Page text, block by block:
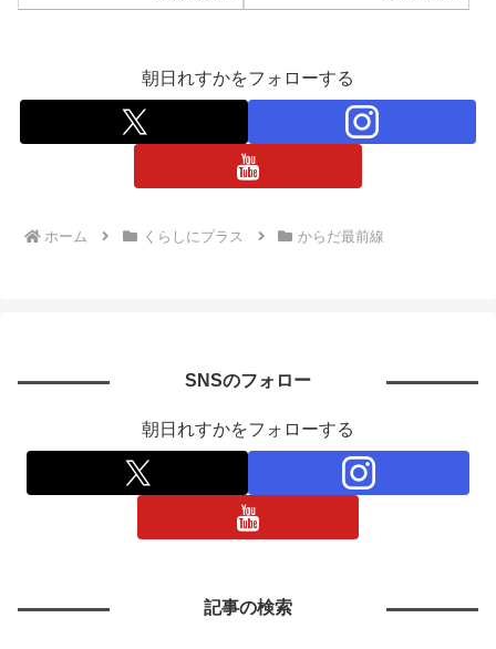
朝日れすかをフォローする
ホーム くらしにプラス からだ最前線
SNSのフォロー
朝日れすかをフォローする
記事の検索